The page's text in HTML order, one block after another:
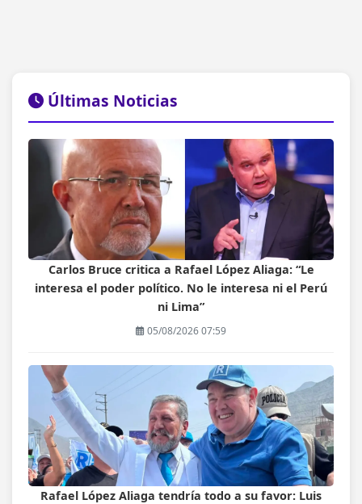
Últimas Noticias
Carlos Bruce critica a Rafael López Aliaga: “Le
interesa el poder político. No le interesa ni el Perú
ni Lima”
05/08/2026 07:59
Rafael López Aliaga tendría todo a su favor: Luis